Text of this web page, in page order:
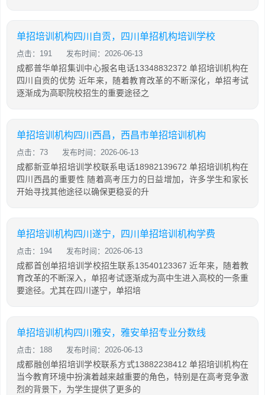
单招培训机构四川自贡，四川单招机构培训学校
点击：191 发布时间：2026-06-13
成都普华单招集训中心报名电话13348832372 单招培训机构在
四川自贡的优势 近年来，随着教育改革的不断深化，单招考试
逐渐成为高职院校招生的重要途径之
单招培训机构四川西昌，西昌市单招培训机构
点击：73 发布时间：2026-06-13
成都新亚单招培训学校联系电话18982139672 单招培训机构在
四川西昌的重要性 随着高考压力的日益增加，许多学生和家长
开始寻找其他途径以确保更稳妥的升
单招培训机构四川遂宁，四川单招培训机构学费
点击：194 发布时间：2026-06-13
成都首创单招培训学校招生联系13540123367 近年来，随着教
育改革的不断深入，单招考试逐渐成为高中生进入高校的一条重
要途径。尤其在四川遂宁，单招培
单招培训机构四川雅安，雅安单招专业分数线
点击：188 发布时间：2026-06-13
成都融创单招培训学校联系方式13882238412 单招培训机构在
当今教育环境中扮演着越来越重要的角色，特别是在高考竞争激
烈的背景下，为学生提供了更多的